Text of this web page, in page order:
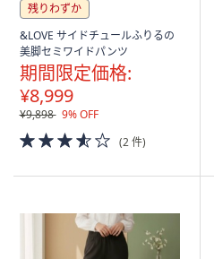
残りわずか
&LOVE サイドチュールふりるの
美脚セミワイドパンツ
期間限定価格:
¥8,999
¥9,898 9% OFF
3.5
of
(2 件)